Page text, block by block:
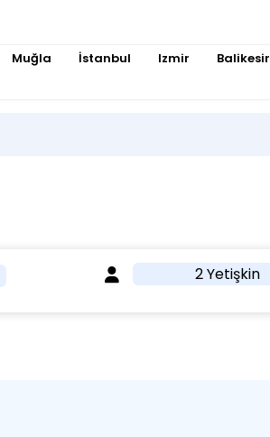
Muğla İstanbul Izmir Balikesir
2 Yetişkin